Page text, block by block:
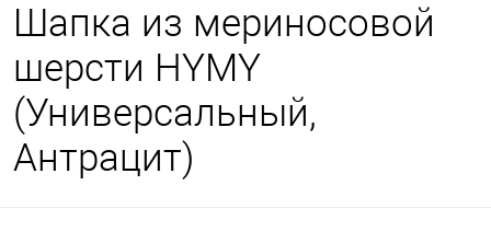
Шапка из мериносовой
шерсти HYMY
(Универсальный,
Антрацит)